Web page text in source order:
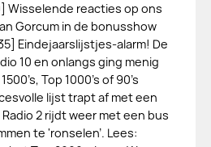
Wisselende reacties op ons
Gorcum in de bonusshow
Eindejaarslijstjes-alarm! De
10 en onlangs ging menig
Top 1000’s of 90's
lijst trapt af met een
2 rijdt weer met een bus
te 'ronselen’. Lees: